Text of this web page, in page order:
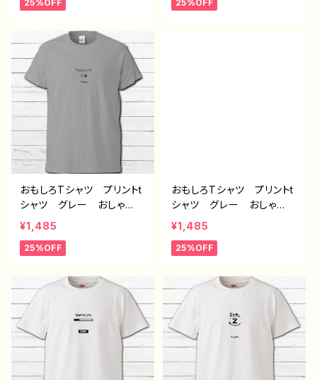
ャツ イラスト 個性的
ク 人気 イラストレータ
ー 絵師 クリエイター
オリジナル デザイン グッ
ズ 半袖シャツ デザイ
ン コラボ ネタTシャツ
インTシャツ №634 H-7
25%OFF
ャツ イラスト 個性的
25%OFF
おもしろTシャツ プリントt
シャツ グレー おしゃ
れ メンズ レディース
面白Tシャツ イラスト 個
性的 おすすめ 面白い
レーター 絵師 クリエイ
ター オリジナル デザイ
ン グッズ 半袖シャツ
デザイン コラボ ノンブラ
ンド タイトル：デザインTシ
¥1,485
25%OFF
おもしろTシャツ プリントt
シャツ グレー おしゃ
れ メンズ レディース
面白Tシャツ イラスト 個
性的 おすすめ 面白い
レーター 絵師 クリエイ
ター オリジナル デザイ
ン グッズ 半袖シャツ
デザイン コラボ ネタTシ
ャツ ノンブランド タイト
ル：デザインTシャツ №63
¥1,485
25%OFF